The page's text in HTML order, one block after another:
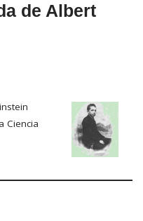
de Albert
Ciencia